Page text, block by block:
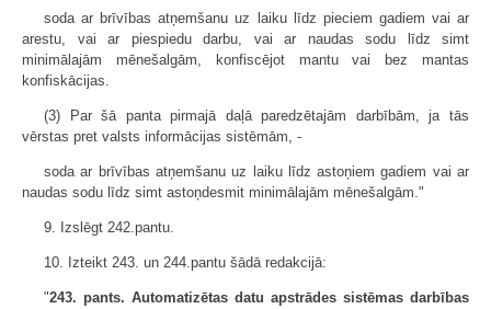
soda ar brīvības atņemšanu uz laiku līdz pieciem gadiem vai ar
arestu, vai ar piespiedu darbu, vai ar naudas sodu līdz simt
minimālajām mēnešalgām, konfiscējot mantu vai bez mantas
konfiskācijas.
(3) Par šā panta pirmajā daļā paredzētajām darbībām, ja tās
vērstas pret valsts informācijas sistēmām, -
soda ar brīvības atņemšanu uz laiku līdz astoņiem gadiem vai ar
naudas sodu līdz simt astoņdesmit minimālajām mēneš­algām."
9. Izslēgt 242.pantu.
10. Izteikt 243. un 244.pantu šādā redakcijā:
"243. pants. Automatizētas datu apstrādes sistēmas darbības